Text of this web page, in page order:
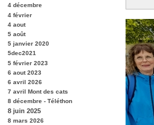
4 décembre
4 février
4 aout
5 août
5 janvier 2020
5dec2021
5 février 2023
6 aout 2023
6 avril 2026
7 avril Mont des cats
8 décembre - Téléthon
8 juin 2025
8 mars 2026